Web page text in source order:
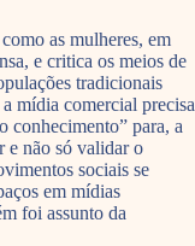
as mulheres, em
e critica os meios de
tradicionais
mídia comercial precisa
conhecimento” para, a
e não só validar o
sociais se
em mídias
foi assunto da